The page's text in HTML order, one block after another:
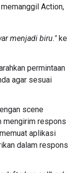
Action,
menjadi biru."ke
permintaan
agar sesuai
scene
mengirim respons
aplikasi
dalam respons